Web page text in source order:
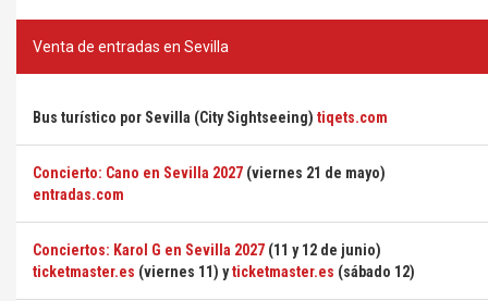
Venta de entradas en Sevilla
Bus turístico por Sevilla (City Sightseeing) tiqets.com
Concierto: Cano en Sevilla 2027 (viernes 21 de mayo)
entradas.com
Conciertos: Karol G en Sevilla 2027 (11 y 12 de junio)
ticketmaster.es (viernes 11) yticketmaster.es (sábado 12)